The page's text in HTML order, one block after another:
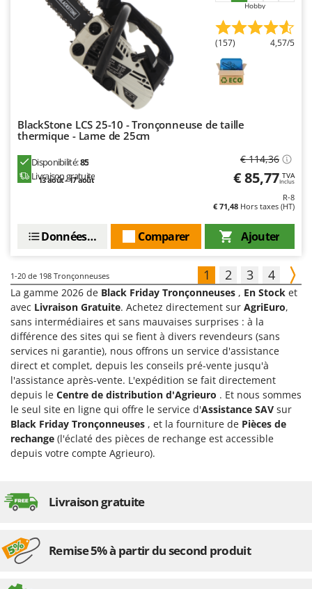
Hobby
(157) 4,57/5
BlackStone LCS 25-10 - Tronçonneuse de taille
thermique - Lame de 25cm
Disponibilité:85
Livraison gratuite
13 août - 17 août
€ 114,36
€ 85,77 TVA
Inclus
R-8
€ 71,48 Hors taxes (HT)
Ajouter
Comparer
Données techniques
1-20 de 198 Tronçonneuses 1 2 3 4
La gamme 2026 de Black Friday Tronçonneuses , En Stock et
avec Livraison Gratuite. Achetez directement sur AgriEuro,
sans intermédiaires et sans mauvaises surprises : à la
différence des sites qui se fient à divers revendeurs (sans
services ni garantie), nous offrons un service d'assistance
direct et complet, depuis les conseils pré-vente jusqu'à
l'assistance après-vente. L'expédition se fait directement
depuis le Centre de distribution d'Agrieuro . Et nous sommes
le seul site en ligne qui offre le service d'Assistance SAV sur
Black Friday Tronçonneuses , et la fourniture de Pièces de
rechange (l'éclaté des pièces de rechange est accessible
depuis votre compte Agrieuro).
Livraison gratuite
Remise 5% à partir du second produit